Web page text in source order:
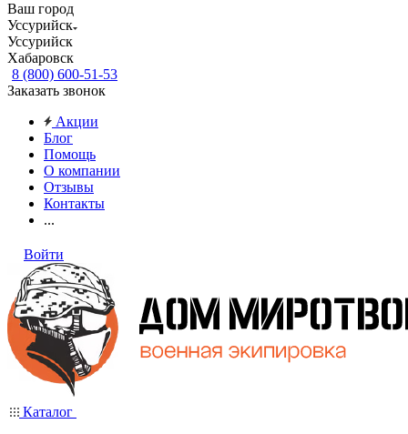
Ваш город
Уссурийск
Уссурийск
Хабаровск
8 (800) 600-51-53
Заказать звонок
Акции
Блог
Помощь
О компании
Отзывы
Контакты
...
Войти
Каталог